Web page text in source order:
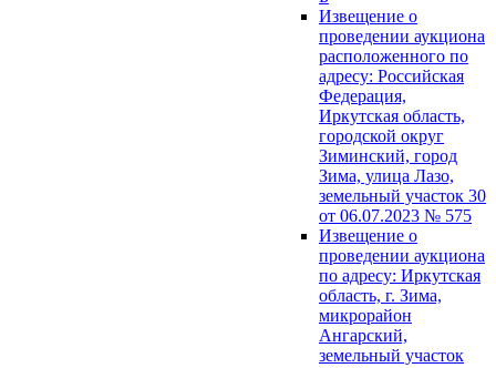
Извещение о
проведении аукциона
расположенного по
адресу: Российская
Федерация,
Иркутская область,
городской округ
Зиминский, город
Зима, улица Лазо,
земельный участок 30
от 06.07.2023 № 575
Извещение о
проведении аукциона
по адресу: Иркутская
область, г. Зима,
микрорайон
Ангарский,
земельный участок